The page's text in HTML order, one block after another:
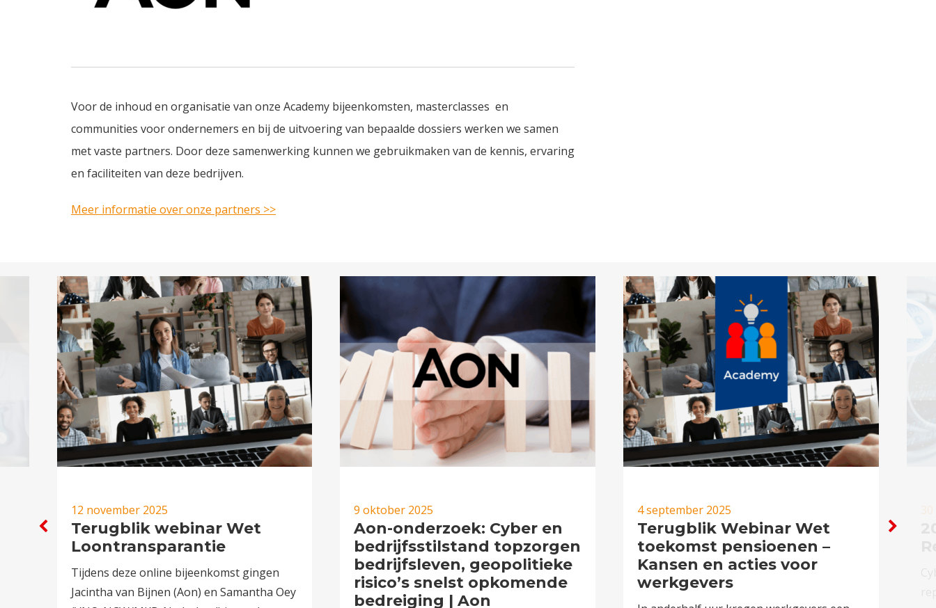
Voor de inhoud en organisatie van onze Academy bijeenkomsten, masterclasses en
communities voor ondernemers en bij de uitvoering van bepaalde dossiers werken we samen
met vaste partners. Door deze samenwerking kunnen we gebruikmaken van de kennis, ervaring
en faciliteiten van deze bedrijven.
Meer informatie over onze partners >>
12 november 2025
Terugblik webinar Wet
Loontransparantie
Tijdens deze online bijeenkomst gingen
Jacintha van Bijnen (Aon) en Samantha Oey
9 oktober 2025
Aon-onderzoek: Cyber en
bedrijfsstilstand topzorgen
bedrijfsleven, geopolitieke
risico’s snelst opkomende
bedreiging | Aon
4 september 2025
Terugblik Webinar Wet
toekomst pensioenen –
Kansen en acties voor
werkgevers